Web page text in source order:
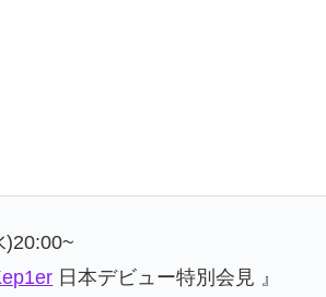
)20:00~
日本デビュー特別会見 』